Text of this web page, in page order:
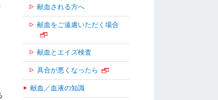
献血される方へ
献血をご遠慮いただく場合
献血とエイズ検査
具合が悪くなったら
献血／血液の知識